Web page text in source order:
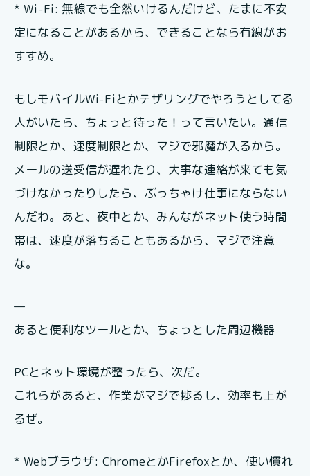
* Wi-Fi: 無線でも全然いけるんだけど、たまに不安
定になることがあるから、できることなら有線がお
すすめ。
もしモバイルWi-Fiとかテザリングでやろうとしてる
人がいたら、ちょっと待った！って言いたい。通信
制限とか、速度制限とか、マジで邪魔が入るから。
メールの送受信が遅れたり、大事な連絡が来ても気
づけなかったりしたら、ぶっちゃけ仕事にならない
んだわ。あと、夜中とか、みんながネット使う時間
帯は、速度が落ちることもあるから、マジで注意
な。
—
あると便利なツールとか、ちょっとした周辺機器
PCとネット環境が整ったら、次だ。
これらがあると、作業がマジで捗るし、効率も上が
るぜ。
* Webブラウザ: ChromeとかFirefoxとか、使い慣れ